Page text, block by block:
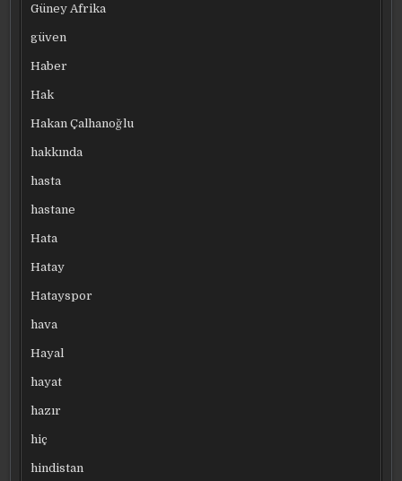
Güney Afrika
güven
Haber
Hak
Hakan Çalhanoğlu
hakkında
hasta
hastane
Hata
Hatay
Hatayspor
hava
Hayal
hayat
hazır
hiç
hindistan